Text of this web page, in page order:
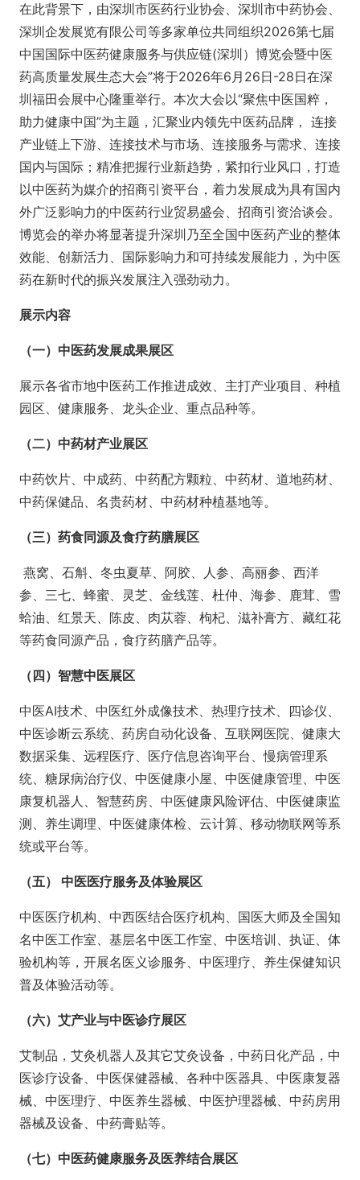
在此背景下，由深圳市医药行业协会、深圳市中药协会、
深圳企发展览有限公司等多家单位共同组织2026第七届
中国国际中医药健康服务与供应链(深圳）博览会暨中医
药高质量发展生态大会”将于2026年6月26日-28日在深
圳福田会展中心隆重举行。本次大会以“聚焦中医国粹，
助力健康中国”为主题，汇聚业内领先中医药品牌， 连接
产业链上下游、连接技术与市场、连接服务与需求、连接
国内与国际；精准把握行业新趋势，紧扣行业风口，打造
以中医药为媒介的招商引资平台，着力发展成为具有国内
外广泛影响力的中医药行业贸易盛会、招商引资洽谈会。
博览会的举办将显著提升深圳乃至全国中医药产业的整体
效能、创新活力、国际影响力和可持续发展能力，为中医
药在新时代的振兴发展注入强劲动力。
展示内容
（一）中医药发展成果展区
展示各省市地中医药工作推进成效、主打产业项目、种植
园区、健康服务、龙头企业、重点品种等。
（二）中药材产业展区
中药饮片、中成药、中药配方颗粒、中药材、道地药材、
中药保健品、名贵药材、中药材种植基地等。
（三）药食同源及食疗药膳展区
燕窝、石斛、冬虫夏草、阿胶、人参、高丽参、西洋
参、三七、蜂蜜、灵芝、金线莲、杜仲、海参、鹿茸、雪
蛤油、红景天、陈皮、肉苁蓉、枸杞、滋补膏方、藏红花
等药食同源产品，食疗药膳产品等。
（四）智慧中医展区
中医AI技术、中医红外成像技术、热理疗技术、四诊仪、
中医诊断云系统、药房自动化设备、互联网医院、健康大
数据采集、远程医疗、医疗信息咨询平台、慢病管理系
统、糖尿病治疗仪、中医健康小屋、中医健康管理、中医
康复机器人、智慧药房、中医健康风险评估、中医健康监
测、养生调理、中医健康体检、云计算、移动物联网等系
统或平台等。
（五） 中医医疗服务及体验展区
中医医疗机构、中西医结合医疗机构、国医大师及全国知
名中医工作室、基层名中医工作室、中医培训、执证、体
验机构等，开展名医义诊服务、中医理疗、养生保健知识
普及体验活动等。
（六）艾产业与中医诊疗展区
艾制品，艾灸机器人及其它艾灸设备，中药日化产品，中
医诊疗设备、中医保健器械、各种中医器具、中医康复器
械、中医理疗、中医养生器械、中医护理器械、中药房用
器械及设备、中药膏贴等。
（七）中医药健康服务及医养结合展区